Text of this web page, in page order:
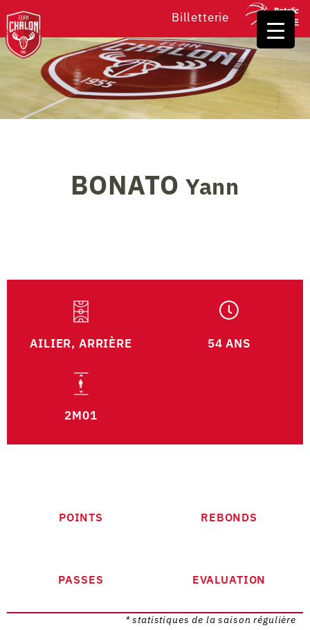
Billetterie
BONATO Yann
AILIER, ARRIÈRE 54 ANS
2M01
POINTS REBONDS
PASSES EVALUATION
* statistiques de la saison régulière